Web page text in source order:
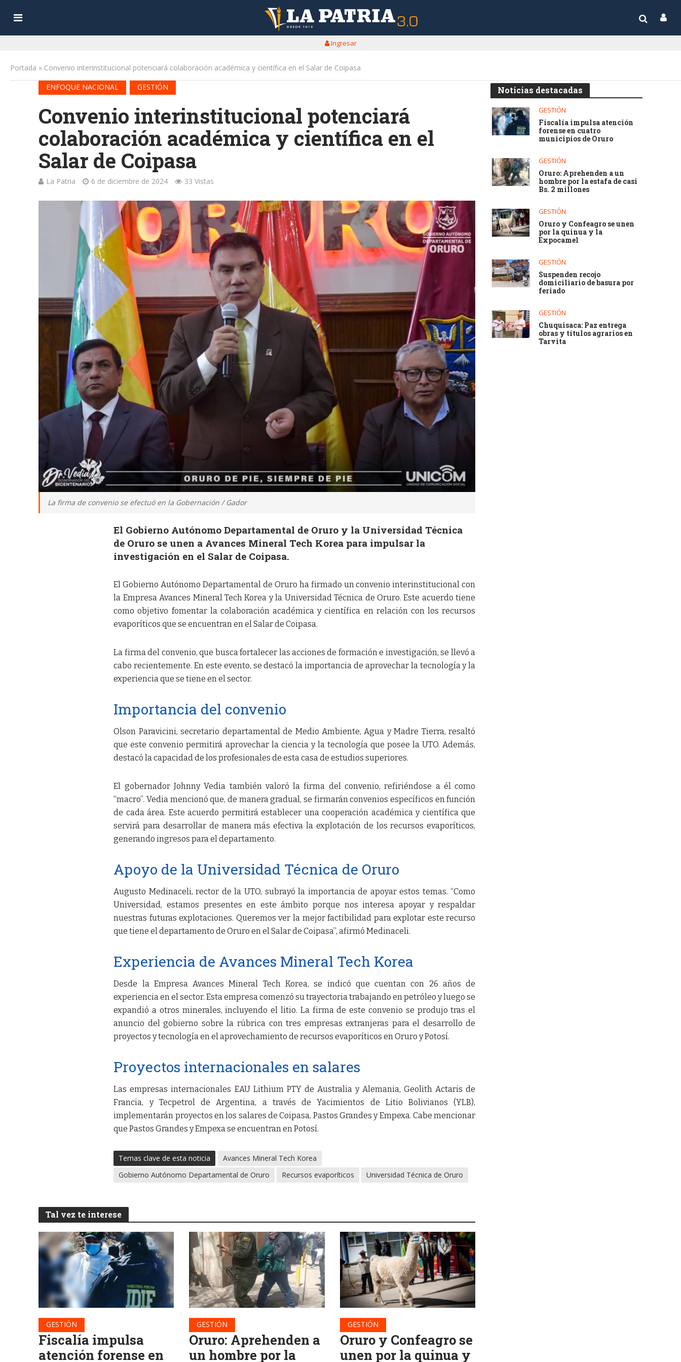
Ingresar
Portada » Convenio interinstitucional potenciará colaboración académica y científica en el Salar de Coipasa
ENFOQUE NACIONAL
GESTIÓN
Convenio interinstitucional potenciará
colaboración académica y científica en el
Salar de Coipasa
La Patria 6 de diciembre de 2024 33 Vistas
La firma de convenio se efectuó en la Gobernación / Gador
El Gobierno Autónomo Departamental de Oruro y la Universidad Técnica
de Oruro se unen a Avances Mineral Tech Korea para impulsar la
investigación en el Salar de Coipasa.
El Gobierno Autónomo Departamental de Oruro ha firmado un convenio interinstitucional con
la Empresa Avances Mineral Tech Korea y la Universidad Técnica de Oruro. Este acuerdo tiene
como objetivo fomentar la colaboración académica y científica en relación con los recursos
evaporíticos que se encuentran en el Salar de Coipasa.
La firma del convenio, que busca fortalecer las acciones de formación e investigación, se llevó a
cabo recientemente. En este evento, se destacó la importancia de aprovechar la tecnología y la
experiencia que se tiene en el sector.
Importancia del convenio
Olson Paravicini, secretario departamental de Medio Ambiente, Agua y Madre Tierra, resaltó
que este convenio permitirá aprovechar la ciencia y la tecnología que posee la UTO. Además,
destacó la capacidad de los profesionales de esta casa de estudios superiores.
El gobernador Johnny Vedia también valoró la firma del convenio, refiriéndose a él como
“macro”. Vedia mencionó que, de manera gradual, se firmarán convenios específicos en función
de cada área. Este acuerdo permitirá establecer una cooperación académica y científica que
servirá para desarrollar de manera más efectiva la explotación de los recursos evaporíticos,
generando ingresos para el departamento.
Apoyo de la Universidad Técnica de Oruro
Augusto Medinaceli, rector de la UTO, subrayó la importancia de apoyar estos temas. “Como
Universidad, estamos presentes en este ámbito porque nos interesa apoyar y respaldar
nuestras futuras explotaciones. Queremos ver la mejor factibilidad para explotar este recurso
que tiene el departamento de Oruro en el Salar de Coipasa”, afirmó Medinaceli.
Experiencia de Avances Mineral Tech Korea
Desde la Empresa Avances Mineral Tech Korea, se indicó que cuentan con 26 años de
experiencia en el sector. Esta empresa comenzó su trayectoria trabajando en petróleo y luego se
expandió a otros minerales, incluyendo el litio. La firma de este convenio se produjo tras el
anuncio del gobierno sobre la rúbrica con tres empresas extranjeras para el desarrollo de
proyectos y tecnología en el aprovechamiento de recursos evaporíticos en Oruro y Potosí.
Proyectos internacionales en salares
Las empresas internacionales EAU Lithium PTY de Australia y Alemania, Geolith Actaris de
Francia, y Tecpetrol de Argentina, a través de Yacimientos de Litio Bolivianos (YLB),
implementarán proyectos en los salares de Coipasa, Pastos Grandes y Empexa. Cabe mencionar
que Pastos Grandes y Empexa se encuentran en Potosí.
Temas clave de esta noticia
Avances Mineral Tech Korea
Gobierno Autónomo Departamental de Oruro
Recursos evaporíticos Universidad Técnica de Oruro
Tal vez te interese
GESTIÓN
Fiscalía impulsa
atención forense en
GESTIÓN
Oruro: Aprehenden a
un hombre por la
GESTIÓN
Oruro y Confeagro se
unen por la quinua y
Noticias destacadas
GESTIÓN
Fiscalía impulsa atención
forense en cuatro
municipios de Oruro
GESTIÓN
Oruro: Aprehenden a un
hombre por la estafa de casi
Bs. 2 millones
GESTIÓN
Oruro y Confeagro se unen
por la quinua y la
Expocamel
GESTIÓN
Suspenden recojo
domiciliario de basura por
feriado
GESTIÓN
Chuquisaca: Paz entrega
obras y títulos agrarios en
Tarvita